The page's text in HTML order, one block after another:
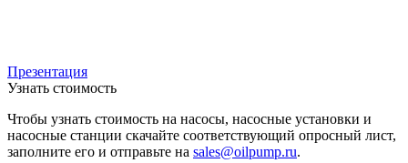
Презентация
Узнать стоимость
Чтобы узнать стоимость на насосы, насосные установки и
насосные станции скачайте соответствующий опросный лист,
заполните его и отправьте на sales@oilpump.ru.